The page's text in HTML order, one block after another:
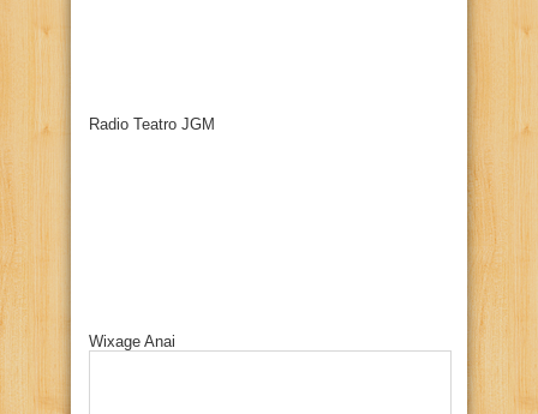
Radio Teatro JGM
Wixage Anai